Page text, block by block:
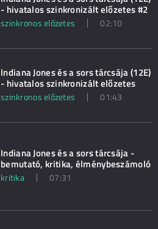
- hivatalos szinkronizált előzetes #2
szinkronos előzetes 02:10
Indiana Jones és a sors tárcsája (12E)
- hivatalos szinkronizált előzetes
szinkronos előzetes 01:43
Indiana Jones és a sors tárcsája -
bemutató, kritika, élménybeszámoló
kritika 07:31